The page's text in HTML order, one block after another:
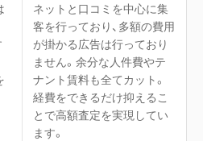
ネットと口コミを中心に集
客を行っており、多額の費用
が掛かる広告は行っており
ません。余分な人件費やテ
ナント賃料も全てカット。
経費をできるだけ抑えるこ
とで高額査定を実現してい
ます。